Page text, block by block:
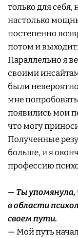
только для себя,
настолько
постепенно
потом и
Параллельно я
своими
были
мне
появились мои
что могу
Полученные
больше, и я
профессию
— Ты упомянула,
в области
своем пути.
— Мой путь